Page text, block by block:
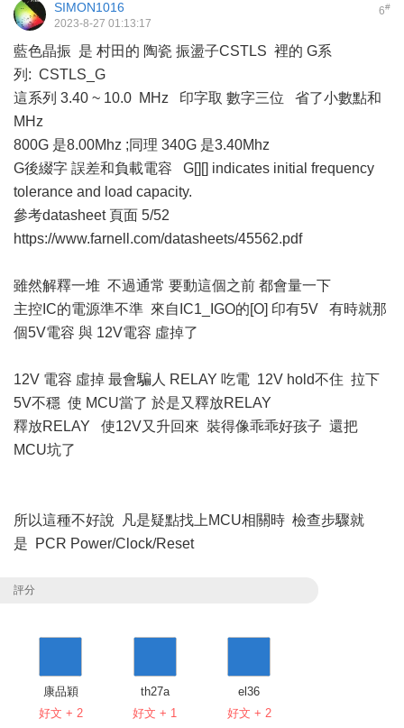
6#
SIMON1016
2023-8-27 01:13:17
藍色晶振 是 村田的 陶瓷 振盪子CSTLS 裡的 G系
列: CSTLS_G
這系列 3.40 ~ 10.0 MHz 印字取 數字三位 省了小數點和
MHz
800G 是8.00Mhz ;同理 340G 是3.40Mhz
G後綴字 誤差和負載電容 G[][] indicates initial frequency
tolerance and load capacity.
參考datasheet 頁面 5/52
https://www.farnell.com/datasheets/45562.pdf
雖然解釋一堆 不過通常 要動這個之前 都會量一下
主控IC的電源準不準 來自IC1_IGO的[O] 印有5V 有時就那
個5V電容 與 12V電容 虛掉了
12V 電容 虛掉 最會騙人 RELAY 吃電 12V hold不住 拉下
5V不穩 使 MCU當了 於是又釋放RELAY
釋放RELAY 使12V又升回來 裝得像乖乖好孩子 還把
MCU坑了
所以這種不好說 凡是疑點找上MCU相關時 檢查步驟就
是 PCR Power/Clock/Reset
評分
康品穎
好文 + 2
th27a
好文 + 1
el36
好文 + 2